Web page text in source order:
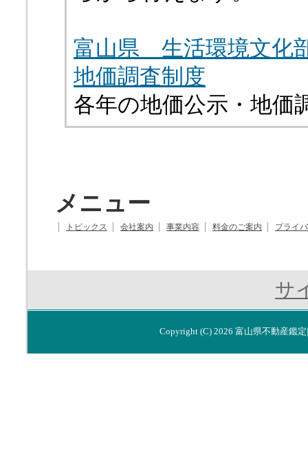
富山県 生活環境文化
地価調査制度
各年の地価公示・地価
メニュー
トピックス 会社案内 事業内容 料金のご案内 プライ
サ
Copyright (C) 2026 富山県不動産鑑